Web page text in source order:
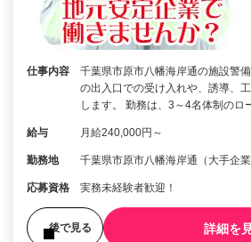
仕事内容
千葉県市原市八幡海岸通の施設警
の出入口での受け入れや、誘導、
します。 勤務は、3～4名体制の
給与 月給240,000円～
勤務地 千葉県市原市八幡海岸通（大手企
応募資格 実務未経験者歓迎！
後で見る 詳細を